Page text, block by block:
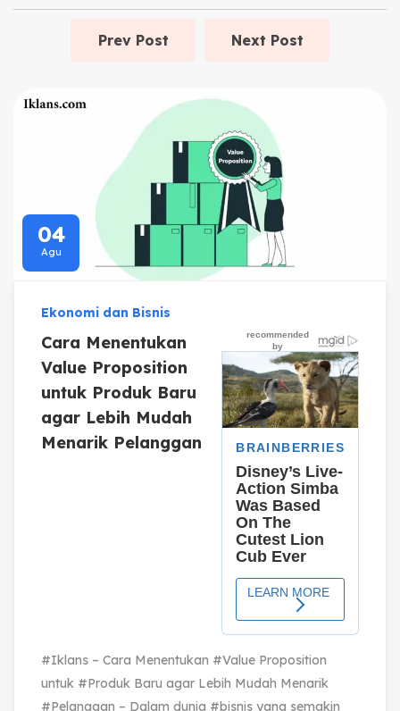
Prev Post Next Post
04
Agu
Ekonomi dan Bisnis
Cara Menentukan
Value Proposition
untuk Produk Baru
agar Lebih Mudah
Menarik Pelanggan
#Iklans – Cara Menentukan #Value Proposition
untuk #Produk Baru agar Lebih Mudah Menarik
#Pelanggan – Dalam dunia #bisnis yang semakin